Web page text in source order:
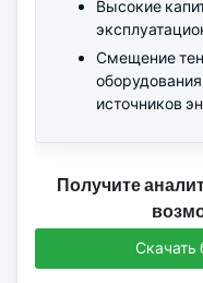
Высокие
Смещение
источников
Получите
Скачать